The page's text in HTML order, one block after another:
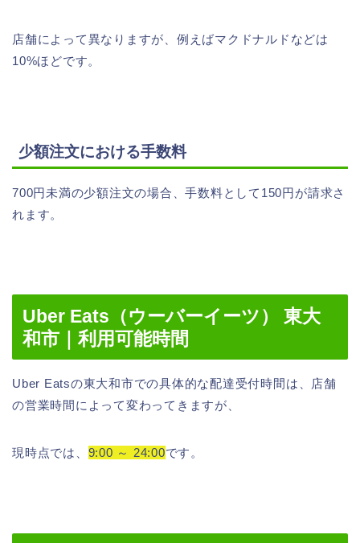
店舗によって異なりますが、例えばマクドナルドなどは
10%ほどです。
少額注文における手数料
700円未満の少額注文の場合、手数料として150円が請求さ
れます。
Uber Eats（ウーバーイーツ） 東大
和市｜利用可能時間
Uber Eatsの東大和市での具体的な配達受付時間は、店舗
の営業時間によって変わってきますが、
現時点では、 9:00 ～ 24:00です。